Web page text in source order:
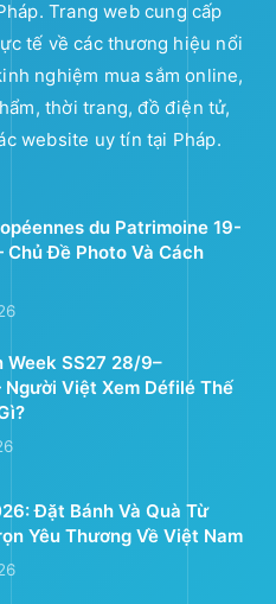
Trang web cung cấp
tế về các thương hiệu nổi
nghiệm mua sắm online,
thời trang, đồ điện tử,
website uy tín tại Pháp.
du Patrimoine 19-
Đề Photo Và Cách
Week SS27 28/9–
Việt Xem Défilé Thế
Đặt Bánh Và Quà Từ
Yêu Thương Về Việt Nam